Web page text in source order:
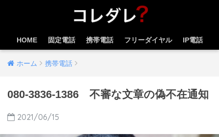
HOME 固定電話 携帯電話 フリーダイヤル IP電話
ホーム 携帯電話
080-3836-1386 不審な文章の偽不在通知
2021/06/15